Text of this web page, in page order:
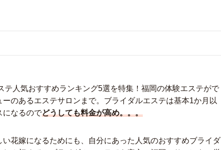
テ人気おすすめランキング5選を特集！福岡の体験エステがで
のあるエステサロンまで。ブライダルエステは基本1か月以
になるのでどうしても料金が高め。。。
花嫁になるためにも、自分にあった人気のおすすめブライダ